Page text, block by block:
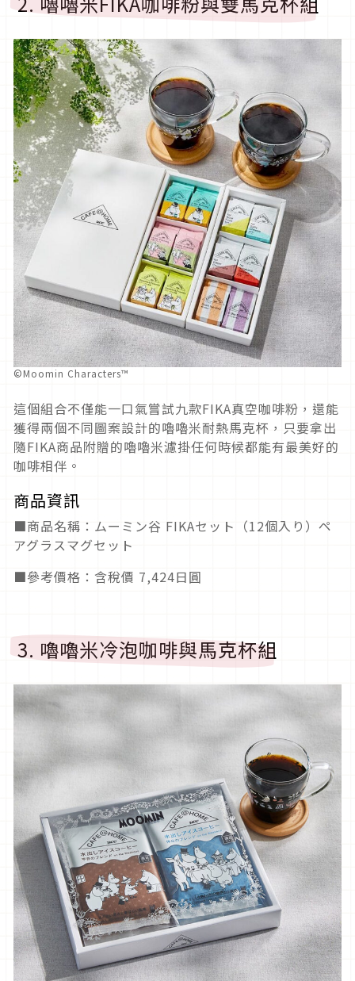
©Moomin Characters™
這個組合不僅能一口氣嘗試九款FIKA真空咖啡粉，還能
獲得兩個不同圖案設計的嚕嚕米耐熱馬克杯，只要拿出
隨FIKA商品附贈的嚕嚕米濾掛任何時候都能有最美好的
咖啡相伴。
商品資訊
■商品名稱：ムーミン谷 FIKAセット（12個入り）ペ
アグラスマグセット
■參考價格：含稅價 7,424日圓
3. 嚕嚕米冷泡咖啡與馬克杯組